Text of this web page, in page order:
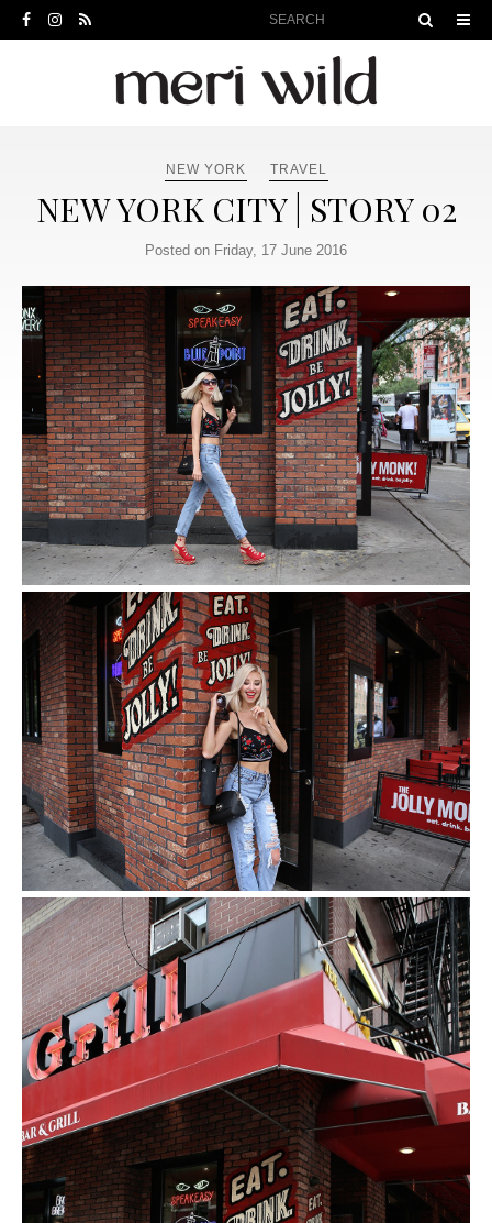
NEW YORK TRAVEL
NEW YORK CITY | STORY 02
Posted on Friday, 17 June 2016